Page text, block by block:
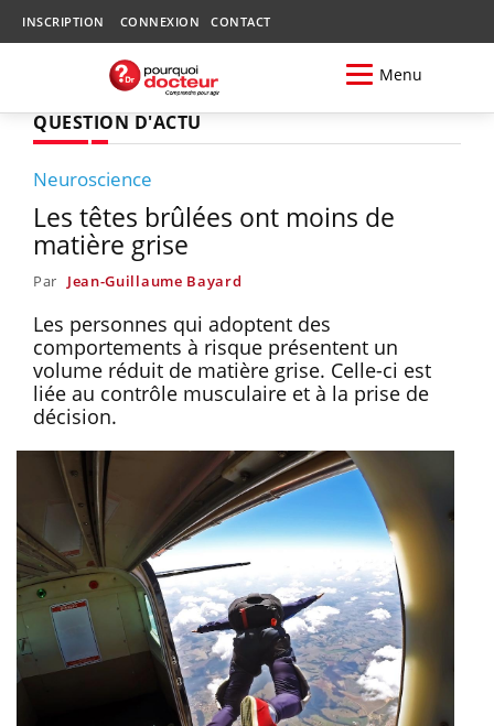
INSCRIPTION CONNEXION CONTACT
Menu
QUESTION D'ACTU
Neuroscience
Les têtes brûlées ont moins de
matière grise
Par Jean-Guillaume Bayard
Les personnes qui adoptent des
comportements à risque présentent un
volume réduit de matière grise. Celle-ci est
liée au contrôle musculaire et à la prise de
décision.